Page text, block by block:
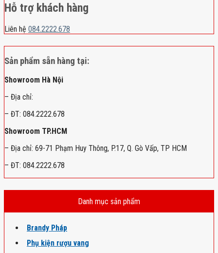
Hỗ trợ khách hàng
Liên hệ 084.2222.678
Sản phẩm sẵn hàng tại:
Showroom Hà Nội
– Địa chỉ:
– ĐT: 084.2222.678
Showroom TP.HCM
– Địa chỉ: 69-71 Phạm Huy Thông, P.17, Q. Gò Vấp, TP HCM
– ĐT: 084.2222.678
Danh mục sản phẩm
Brandy Pháp
Phụ kiện rượu vang